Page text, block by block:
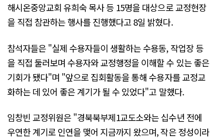
해시온중앙교회 유희숙 목사 등 15명을 대상으로 교정현장
을 직접 참관하는 행사를 진행했다고 8일 밝혔다.
참석자들은 "실제 수용자들이 생활하는 수용동, 작업장 등
을 직접 둘러보며 수용자와 교정행정을 이해할 수 있는 좋은
기회가 됐다"며 "앞으로 집회활동을 통해 수용자를 교정교
화하는 데 있어 좋은 계기가 될 수 있었다"고 말했다.
임창빈 교정위원은 "경북북부제1교도소와는 십수년 전에
우연한 계기로 인연을 맺어 지금까지 왔으며, 작은 정성이라